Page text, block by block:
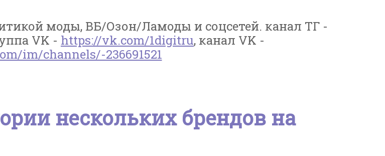
моды, ВБ/Озон/Ламоды и соцсетей. канал ТГ -
VK - https://vk.com/1digitru, канал VK -
im/channels/-236691521
нескольких брендов на